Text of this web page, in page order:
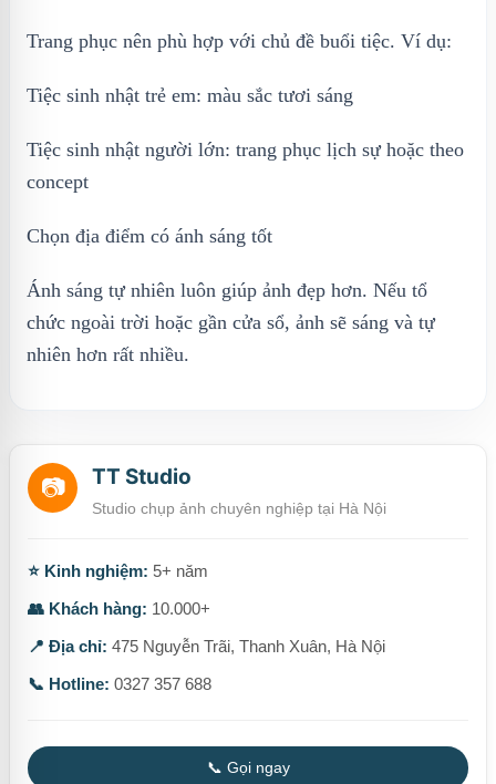
Trang phục nên phù hợp với chủ đề buổi tiệc. Ví dụ:
Tiệc sinh nhật trẻ em: màu sắc tươi sáng
Tiệc sinh nhật người lớn: trang phục lịch sự hoặc theo
concept
Chọn địa điểm có ánh sáng tốt
Ánh sáng tự nhiên luôn giúp ảnh đẹp hơn. Nếu tổ
chức ngoài trời hoặc gần cửa sổ, ảnh sẽ sáng và tự
nhiên hơn rất nhiều.
📷 TT Studio
Studio chụp ảnh chuyên nghiệp tại Hà Nội
⭐ Kinh nghiệm: 5+ năm
👥 Khách hàng: 10.000+
📍 Địa chỉ: 475 Nguyễn Trãi, Thanh Xuân, Hà Nội
📞 Hotline: 0327 357 688
📞 Gọi ngay